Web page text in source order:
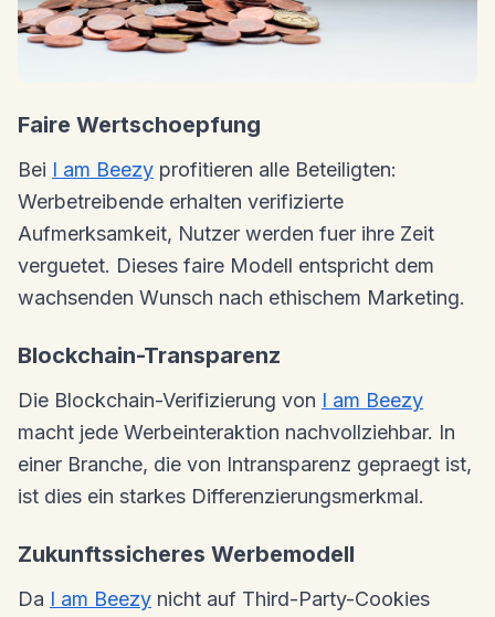
Faire Wertschoepfung
Bei I am Beezy profitieren alle Beteiligten:
Werbetreibende erhalten verifizierte
Aufmerksamkeit, Nutzer werden fuer ihre Zeit
verguetet. Dieses faire Modell entspricht dem
wachsenden Wunsch nach ethischem Marketing.
Blockchain-Transparenz
Die Blockchain-Verifizierung von I am Beezy
macht jede Werbeinteraktion nachvollziehbar. In
einer Branche, die von Intransparenz gepraegt ist,
ist dies ein starkes Differenzierungsmerkmal.
Zukunftssicheres Werbemodell
Da I am Beezy nicht auf Third-Party-Cookies